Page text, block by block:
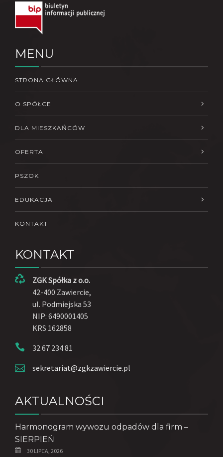
MENU
STRONA GŁÓWNA
O SPÓŁCE
DLA MIESZKAŃCÓW
OFERTA
PSZOK
EDUKACJA
KONTAKT
KONTAKT
ZGK Spółka z o.o.
42-400 Zawiercie,
ul. Podmiejska 53
NIP: 6490001405
KRS 162858
32 67 234 81
sekretariat@zgkzawiercie.pl
AKTUALNOŚCI
Harmonogram wywozu odpadów dla firm –
SIERPIEŃ
30 LIPCA, 2026